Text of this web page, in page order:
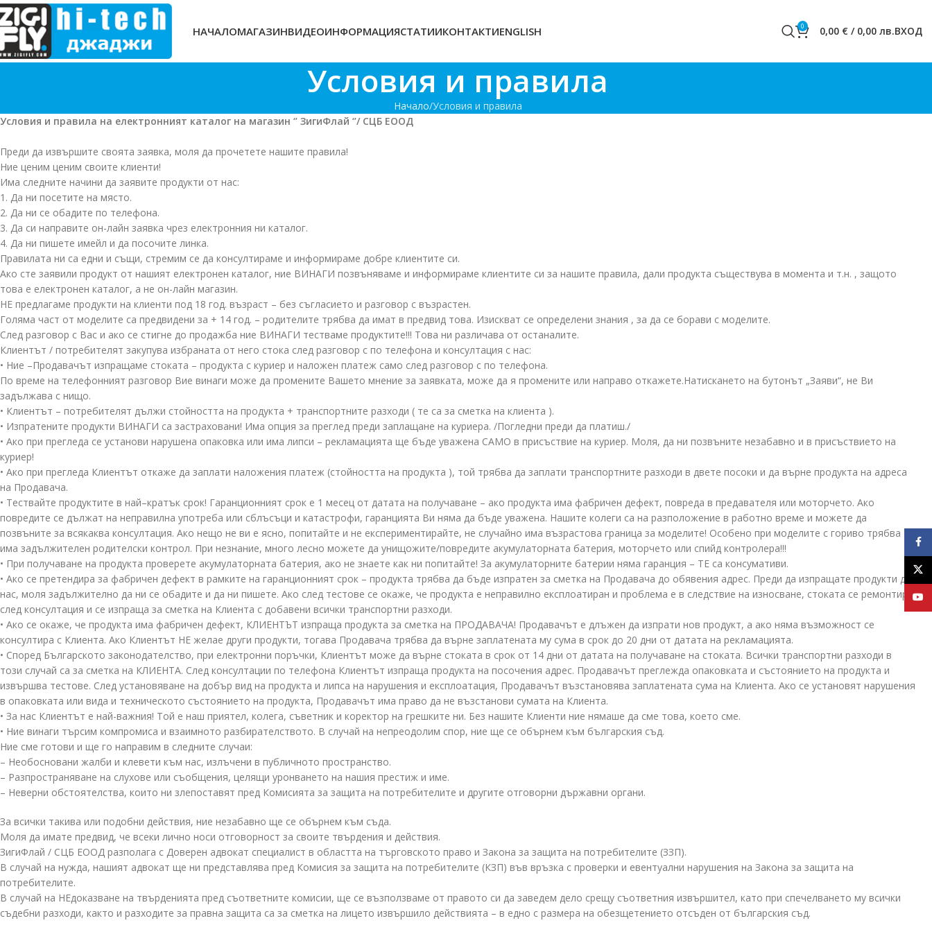
НАЧАЛОМАГАЗИНВИДЕОИНФОРМАЦИЯСТАТИИКОНТАКТИENGLISH 0 0,00 € / 0,00 лв.ВХОД
Условия и правила
Начало Условия и правила
Условия и правила на електронният каталог на магазин ‘’ ЗигиФлай ‘’/ СЦБ ЕООД
Преди да извършите своята заявка, моля да прочетете нашите правила!
Ние ценим ценим своите клиенти!
Има следните начини да заявите продукти от нас:
1. Да ни посетите на място.
2. Да ни се обадите по телефона.
3. Да си направите он-лайн заявка чрез електронния ни каталог.
4. Да ни пишете имейл и да посочите линка.
Правилата ни са едни и същи, стремим се да консултираме и информираме добре клиентите си.
Ако сте заявили продукт от нашият електронен каталог, ние ВИНАГИ позвъняваме и информираме клиентите си за нашите правила, дали продукта съществува в момента и т.н. , защото
това е електронен каталог, а не он-лайн магазин.
НЕ предлагаме продукти на клиенти под 18 год. възраст – без съгласието и разговор с възрастен.
Голяма част от моделите са предвидени за + 14 год. – родителите трябва да имат в предвид това. Изискват се определени знания , за да се борави с моделите.
След разговор с Вас и ако се стигне до продажба ние ВИНАГИ тестваме продуктите!!! Това ни различава от останалите.
Клиентът / потребителят закупува избраната от него стока след разговор с по телефона и консултация с нас:
• Ние –Продавачът изпращаме стоката – продукта с куриер и наложен платеж само след разговор с по телефона.
По време на телефонният разговор Вие винаги може да промените Вашето мнение за заявката, може да я промените или направо откажете.Натискането на бутонът „Заяви“, не Ви
задължава с нищо.
• Клиентът – потребителят дължи стойността на продукта + транспортните разходи ( те са за сметка на клиента ).
• Изпратените продукти ВИНАГИ са застраховани! Има опция за преглед преди заплащане на куриера. /Погледни преди да платиш./
• Ако при прегледа се установи нарушена опаковка или има липси – рекламацията ще бъде уважена САМО в присъствие на куриер. Моля, да ни позвъните незабавно и в присъствието на
куриер!
• Ако при прегледа Клиентът откаже да заплати наложения платеж (стойността на продукта ), той трябва да заплати транспортните разходи в двете посоки и да върне продукта на адреса
на Продавача.
• Тествайте продуктите в най–кратък срок! Гаранционният срок е 1 месец от датата на получаване – ако продукта има фабричен дефект, повреда в предавателя или моторчето. Ако
повредите се дължат на неправилна употреба или сблъсъци и катастрофи, гаранцията Ви няма да бъде уважена. Нашите колеги са на разположение в работно време и можете да
позвъните за всякаква консултация. Ако нещо не ви е ясно, попитайте и не експериментирайте, не случайно има възрастова граница за моделите! Особено при моделите с гориво трябва
има задължителен родителски контрол. При незнание, много лесно можете да унищожите/повредите акумулаторната батерия, моторчето или спийд контролера!!!
• При получаване на продукта проверете акумулаторната батерия, ако не знаете как ни попитайте! За акумулаторните батерии няма гаранция – ТЕ са консумативи.
• Ако се претендира за фабричен дефект в рамките на гаранционният срок – продукта трябва да бъде изпратен за сметка на Продавача до обявения адрес. Преди да изпращате продукти до
нас, моля задължително да ни се обадите и да ни пишете. Ако след тестове се окаже, че продукта е неправилно експлоатиран и проблема е в следствие на износване, стоката се ремонтира
след консултация и се изпраща за сметка на Клиента с добавени всички транспортни разходи.
• Ако се окаже, че продукта има фабричен дефект, КЛИЕНТЪТ изпраща продукта за сметка на ПРОДАВАЧА! Продавачът е длъжен да изпрати нов продукт, а ако няма възможност се
консултира с Клиента. Ако Клиентът НЕ желае други продукти, тогава Продавача трябва да върне заплатената му сума в срок до 20 дни от датата на рекламацията.
• Според Българското законодателство, при електронни поръчки, Клиентът може да върне стоката в срок от 14 дни от датата на получаване на стоката. Всички транспортни разходи в
този случай са за сметка на КЛИЕНТА. След консултации по телефона Клиентът изпраща продукта на посочения адрес. Продавачът преглежда опаковката и състоянието на продукта и
извършва тестове. След установяване на добър вид на продукта и липса на нарушения и експлоатация, Продавачът възстановява заплатената сума на Клиента. Ако се установят нарушения
в опаковката или вида и техническото състоянието на продукта, Продавачът има право да не възстанови сумата на Клиента.
• За нас Клиентът е най-важния! Той е наш приятел, колега, съветник и коректор на грешките ни. Без нашите Клиенти ние нямаше да сме това, което сме.
• Ние винаги търсим компромиса и взаимното разбирателството. В случай на непреодолим спор, ние ще се обърнем към българския съд.
Ние сме готови и ще го направим в следните случаи:
– Необосновани жалби и клевети към нас, излъчени в публичното пространство.
– Разпространяване на слухове или съобщения, целящи уронването на нашия престиж и име.
– Неверни обстоятелства, които ни злепоставят пред Комисията за защита на потребителите и другите отговорни държавни органи.
За всички такива или подобни действия, ние незабавно ще се обърнем към съда.
Моля да имате предвид, че всеки лично носи отговорност за своите твърдения и действия.
ЗигиФлай / СЦБ ЕООД разполага с Доверен адвокат специалист в областта на търговското право и Закона за защита на потребителите (ЗЗП).
В случай на нужда, нашият адвокат ще ни представлява пред Комисия за защита на потребителите (КЗП) във връзка с проверки и евентуални нарушения на Закона за защита на
потребителите.
В случай на НЕдоказване на твърденията пред съответните комисии, ще се възползваме от правото си да заведем дело срещу съответния извършител, като при спечелването му всички
съдебни разходи, както и разходите за правна защита са за сметка на лицето извършило действията – в едно с размера на обезщетението отсъден от българския съд.